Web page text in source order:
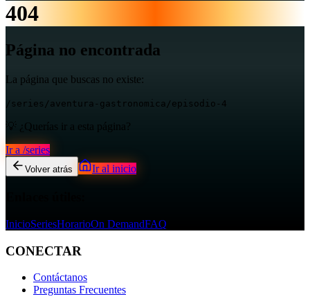
404
Página no encontrada
La página que buscas no existe:
/series/aventura-gastronomica/episodio-4
💡 ¿Querías ir a esta página?
Ir a /series
Volver atrás Ir al inicio
InicioSeriesHorarioOn DemandFAQ
CONECTAR
Contáctanos
Preguntas Frecuentes